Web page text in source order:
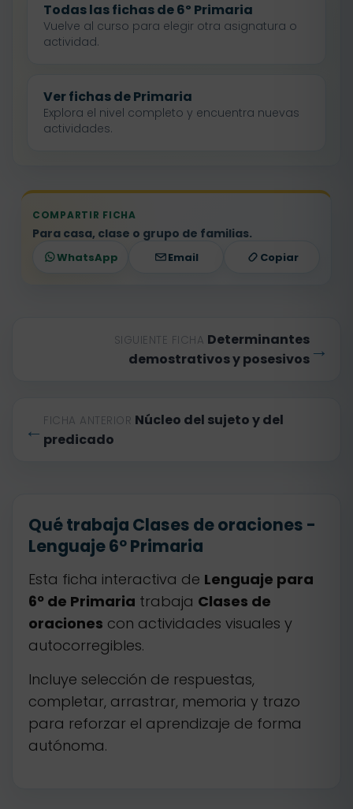
Todas las fichas de 6º Primaria
Vuelve al curso para elegir otra asignatura o
actividad.
Ver fichas de Primaria
Explora el nivel completo y encuentra nuevas
actividades.
COMPARTIR FICHA
Para casa, clase o grupo de familias.
WhatsApp Email Copiar
← FICHA ANTERIOR Núcleo del sujeto y del
predicado
SIGUIENTE FICHA Determinantes
demostrativos y posesivos →
Qué trabaja Clases de oraciones -
Lenguaje 6º Primaria
Esta ficha interactiva de Lenguaje para
6º de Primaria trabaja Clases de
oraciones con actividades visuales y
autocorregibles.
Incluye selección de respuestas,
completar, arrastrar, memoria y trazo
para reforzar el aprendizaje de forma
autónoma.